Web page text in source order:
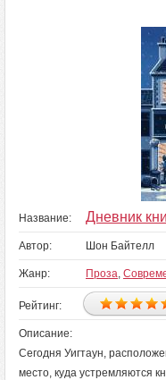
Название: Дневник
Автор: Шон Байтелл
Жанр: Проза,
Рейтинг:
Описание:
Сегодня Уигтаун,
место, куда устремляются